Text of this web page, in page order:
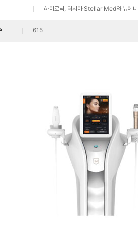
하이로닉, 러시아 Stellar Med와 뉴에
615